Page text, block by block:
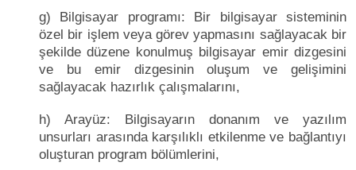
g) Bilgisayar programı: Bir bilgisayar sisteminin
özel bir işlem veya görev yapmasını sağlayacak bir
şekilde düzene konulmuş bilgisayar emir dizgesini
ve bu emir dizgesinin oluşum ve gelişimini
sağlayacak hazırlık çalışmalarını,
h) Arayüz: Bilgisayarın donanım ve yazılım
unsurları arasında karşılıklı etkilenme ve bağlantıyı
oluşturan program bölümlerini,